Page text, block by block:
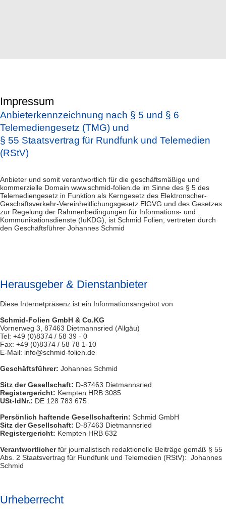
Impressum
Anbieterkennzeichnung nach § 5 und § 6
Telemediengesetz (TMG) und
§ 55 Staatsvertrag für Rundfunk und Telemedien
(RStV)
Anbieter und somit verantwortlich für die geschäftsmäßige und
kommerzielle Domain www.schmid-folien.de im Sinne des § 5 des
Telemediengesetz in Funktion als Kerngesetz des Elektronscher-
Geschäftsverkehr-Vereinheitlichungsgesetz ElGVG und des Gesetzes
zur Regelung der Rahmenbedingungen für Informations- und
Kommunikationsdienste (IuKDG), ist Schmid Folien, vertreten durch
den Geschäftsführer Johannes Schmid
Herausgeber & Dienstanbieter
Diese Internetpräsenz ist ein Informationsangebot von
Schmid-Folien GmbH & Co.KG
Vornerweg 3, 87463 Dietmannsried (Allgäu)
Tel: +49 (0)8374 / 58 39 - 0
Fax: +49 (0)8374 / 58 78 1-10
E-Mail: info@schmid-folien.de
Geschäftsführer: Johannes Schmid
Sitz der Gesellschaft: D-87463 Dietmannsried
Registergericht: Kempten HRB 3085
USt-IdNr.: DE 128 783 675
Persönlich haftende Gesellschafterin: Schmid GmbH
Sitz der Gesellschaft: D-87463 Dietmannsried
Registergericht: Kempten HRB 632
Verantwortlicherfür journalistisch redaktionelle Beiträge gemäß § 55
Abs. 2 Staatsvertrag für Rundfunk und Telemedien (RStV): Johannes
Schmid
Urheberrecht